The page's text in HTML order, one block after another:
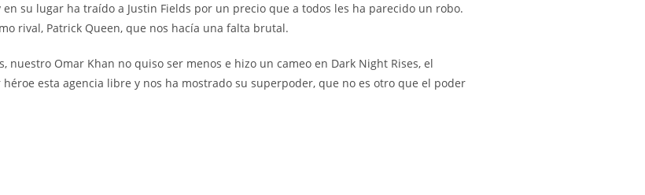
su lugar ha traído a Justin Fields por un precio que a todos les ha parecido un robo.
rival, Patrick Queen, que nos hacía una falta brutal.
nuestro Omar Khan no quiso ser menos e hizo un cameo en Dark Night Rises, el
esta agencia libre y nos ha mostrado su superpoder, que no es otro que el poder